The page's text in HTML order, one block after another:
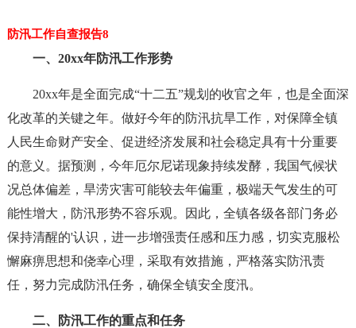
防汛工作自查报告8
一、20xx年防汛工作形势
20xx年是全面完成“十二五”规划的收官之年，也是全面深
化改革的关键之年。做好今年的防汛抗旱工作，对保障全镇
人民生命财产安全、促进经济发展和社会稳定具有十分重要
的意义。据预测，今年厄尔尼诺现象持续发酵，我国气候状
况总体偏差，旱涝灾害可能较去年偏重，极端天气发生的可
能性增大，防汛形势不容乐观。因此，全镇各级各部门务必
保持清醒的'认识，进一步增强责任感和压力感，切实克服松
懈麻痹思想和侥幸心理，采取有效措施，严格落实防汛责
任，努力完成防汛任务，确保全镇安全度汛。
二、防汛工作的重点和任务